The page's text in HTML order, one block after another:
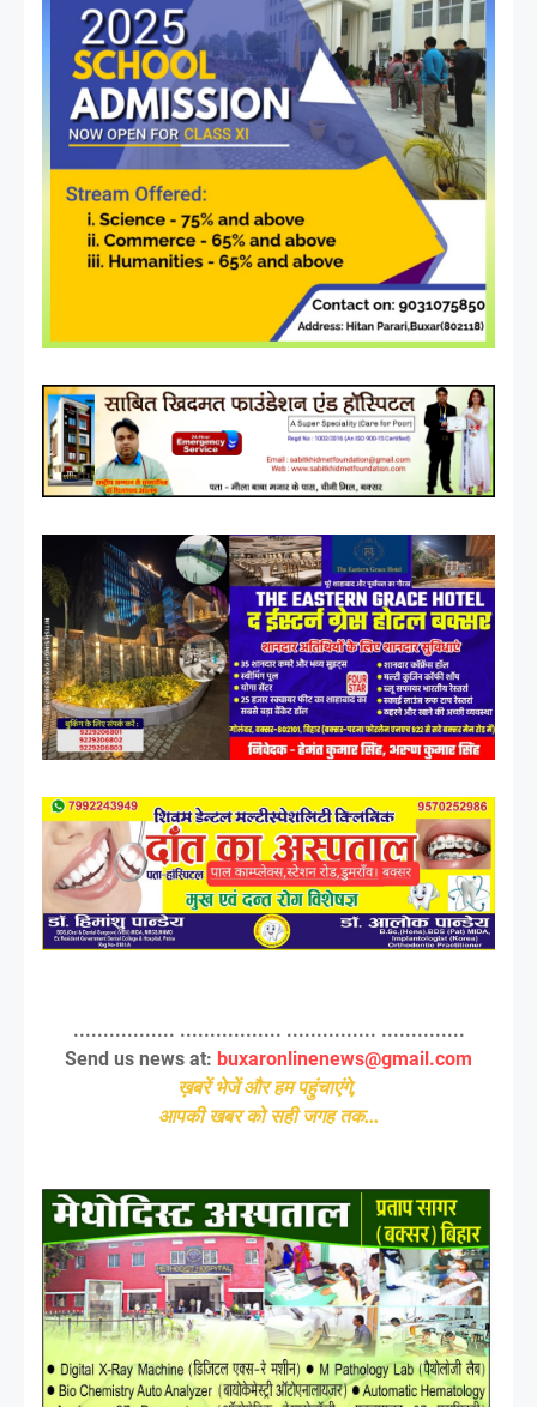
................. ................. ............... ..............
Send us news at: buxaronlinenews@gmail.com
ख़बरें भेजें और हम पहुंचाएंगे,
आपकी खबर को सही जगह तक...